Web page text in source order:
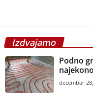
Izdvajamo
Podno
decembar